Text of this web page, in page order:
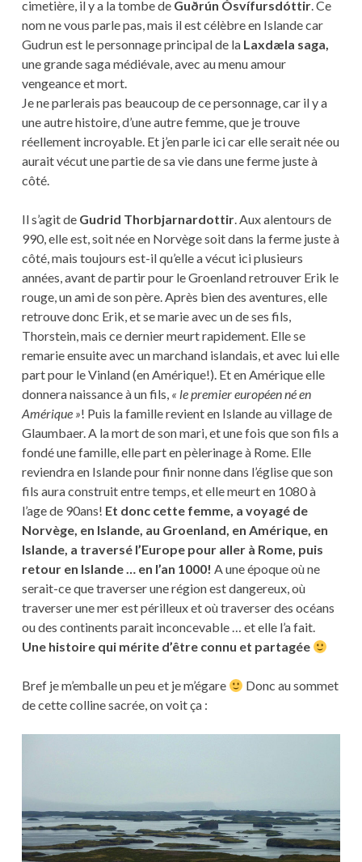
cimetière, il y a la tombe de Guðrún Ósvífursdóttir. Ce
nom ne vous parle pas, mais il est célèbre en Islande car
Gudrun est le personnage principal de la Laxdæla saga,
une grande saga médiévale, avec au menu amour
vengeance et mort.
Je ne parlerais pas beaucoup de ce personnage, car il y a
une autre histoire, d’une autre femme, que je trouve
réellement incroyable. Et j’en parle ici car elle serait née ou
aurait vécut une partie de sa vie dans une ferme juste à
côté.
Il s’agit de Gudrid Thorbjarnardottir. Aux alentours de
990, elle est, soit née en Norvège soit dans la ferme juste à
côté, mais toujours est-il qu’elle a vécut ici plusieurs
années, avant de partir pour le Groenland retrouver Erik le
rouge, un ami de son père. Après bien des aventures, elle
retrouve donc Erik, et se marie avec un de ses fils,
Thorstein, mais ce dernier meurt rapidement. Elle se
remarie ensuite avec un marchand islandais, et avec lui elle
part pour le Vinland (en Amérique!). Et en Amérique elle
donnera naissance à un fils, « le premier européen né en
Amérique »! Puis la famille revient en Islande au village de
Glaumbaer. A la mort de son mari, et une fois que son fils a
fondé une famille, elle part en pèlerinage à Rome. Elle
reviendra en Islande pour finir nonne dans l’église que son
fils aura construit entre temps, et elle meurt en 1080 à
l’age de 90ans! Et donc cette femme, a voyagé de
Norvège, en Islande, au Groenland, en Amérique, en
Islande, a traversé l’Europe pour aller à Rome, puis
retour en Islande … en l’an 1000! A une époque où ne
serait-ce que traverser une région est dangereux, où
traverser une mer est périlleux et où traverser des océans
ou des continents parait inconcevable … et elle l’a fait.
Une histoire qui mérite d’être connu et partagée
Bref je m’emballe un peu et je m’égare
Donc au sommet
de cette colline sacrée, on voit ça :